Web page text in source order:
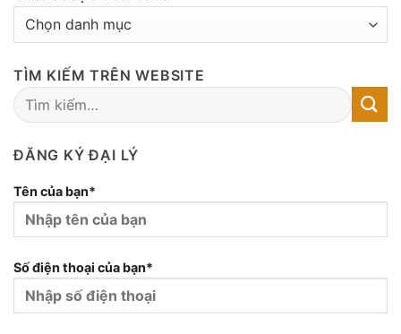
DANH
VIẾT
TÌM KIẾM TRÊN WEBSITE
ĐĂNG KÝ ĐẠI LÝ
Tên của bạn*
Số điện thoại của bạn*